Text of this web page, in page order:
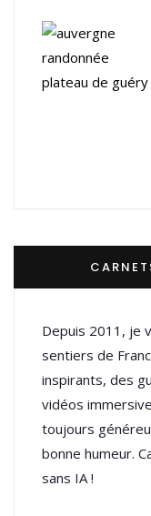
Depuis 2011, je
sentiers de
inspirants, des
vidéos
toujours
bonne humeur.
sans IA !